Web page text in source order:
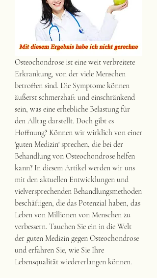
Osteochondrose ist eine weit verbreitete
Erkrankung, von der viele Menschen
betroffen sind. Die Symptome können
äußerst schmerzhaft und einschränkend
sein, was eine erhebliche Belastung für
den Alltag darstellt. Doch gibt es
Hoffnung? Können wir wirklich von einer
'guten Medizin' sprechen, die bei der
Behandlung von Osteochondrose helfen
kann? In diesem Artikel werden wir uns
mit den aktuellen Entwicklungen und
vielversprechenden Behandlungsmethoden
beschäftigen, die das Potenzial haben, das
Leben von Millionen von Menschen zu
verbessern. Tauchen Sie ein in die Welt
der guten Medizin gegen Osteochondrose
und erfahren Sie, wie Sie Ihre
Lebensqualität wiedererlangen können.